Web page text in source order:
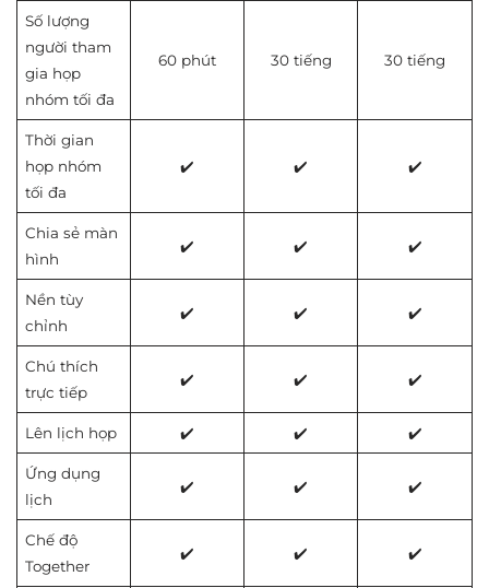
Số lượng
người tham
gia họp
nhóm tối đa
60 phút 30 tiếng 30 tiếng
Thời gian
họp nhóm
tối đa
✔️ ✔️ ✔️
Chia sẻ màn
hình
✔️ ✔️ ✔️
Nền tùy
chỉnh
✔️ ✔️ ✔️
Chú thích
trực tiếp
✔️ ✔️ ✔️
Lên lịch họp ✔️ ✔️ ✔️
Ứng dụng
lịch
✔️ ✔️ ✔️
Chế độ
Together
✔️ ✔️ ✔️